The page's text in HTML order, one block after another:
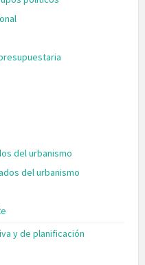
del urbanismo
del urbanismo
y de planificación